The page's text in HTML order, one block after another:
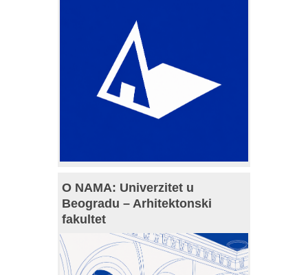
O NAMA: Univerzitet u
Beogradu – Arhitektonski
fakultet